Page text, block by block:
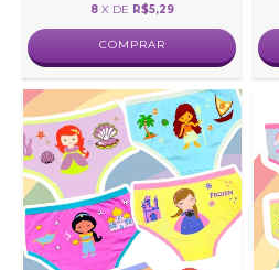
8 X DE R$5,29
COMPRAR